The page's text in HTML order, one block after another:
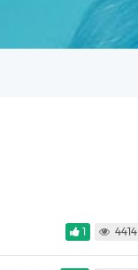
1 4414